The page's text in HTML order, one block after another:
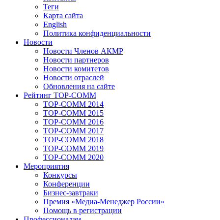
Теги
Карта сайта
English
Политика конфиденциальности
Новости
Новости Членов АКМР
Новости партнеров
Новости комитетов
Новости отраслей
Обновления на сайте
Рейтинг TOP-COMM
TOP-COMM 2014
TOP-COMM 2015
TOP-COMM 2016
TOP-COMM 2017
TOP-COMM 2018
TOP-COMM 2019
TOP-COMM 2020
Мероприятия
Конкурсы
Конференции
Бизнес-завтраки
Премия «Медиа-Менеджер России»
Помощь в регистрации